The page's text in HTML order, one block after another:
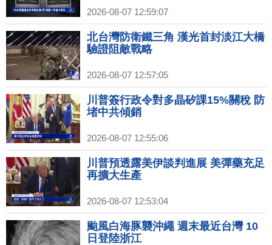
2026-08-07 12:59:07
北台灣防衛鐵三角 漢光首封淡江大橋
驗證阻敵戰略
2026-08-07 12:57:05
川普簽行政令對多晶矽課15%關稅 防
堵中共傾銷
2026-08-07 12:55:06
川普預透露美伊談判進展 美彈藥充足
再擴大生產
2026-08-07 12:53:04
颱風白海豚襲沖繩 週末最近台灣 10
日登陸浙江